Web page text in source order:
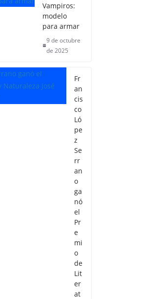
Vampiros:
modelo
para armar
9 de octubre
de 2025
Fr
an
cis
co
Ló
pe
z
Se
rr
an
o
ga
nó
el
Pr
e
mi
o
de
Lit
er
at